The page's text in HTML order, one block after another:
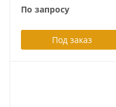
гидрозаполнением
По запросу
Под заказ